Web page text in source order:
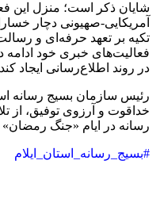
شایان ذکر است؛ منزل این
آمریکایی-صهیونی دچار
تکیه بر تعهد حرفه‌ای و
فعالیت‌های خبری خود ادامه
در روند اطلاع‌رسانی ایجاد
رئیس سازمان بسیج رسانه
خداقوت و آرزوی توفیق،
رسانه در ایام «جنگ رمضان»
#بسیج_رسانه_استان_ایلام